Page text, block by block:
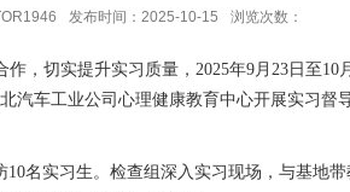
发布时间：2025-10-15 浏览次数：
作，切实提升实习质量， 2025年9月 23日 至 10月
汽车工业公司心理健康教育中心开展实习督
10名实习生。 检查组深入实习现场，与基地